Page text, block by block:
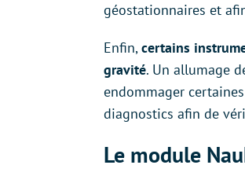
géostationnaires et
Enfin,certains
gravité. Un allumage
endommager
diagnostics afin de
Le module